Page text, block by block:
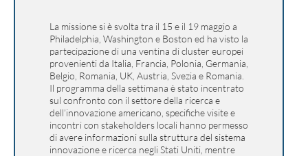
La missione si è svolta tra il 15 e il 19 maggio a
Philadelphia, Washington e Boston ed ha visto la
partecipazione di una ventina di cluster europei
provenienti da Italia, Francia, Polonia, Germania,
Belgio, Romania, UK, Austria, Svezia e Romania.
Il programma della settimana è stato incentrato
sul confronto con il settore della ricerca e
dell’innovazione americano, specifiche visite e
incontri con stakeholders locali hanno permesso
di avere informazioni sulla struttura del sistema
innovazione e ricerca negli Stati Uniti, mentre